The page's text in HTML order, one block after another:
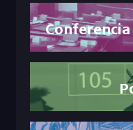
Conferencia